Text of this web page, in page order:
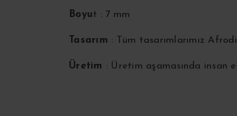
Boyut : 7 mm
Tasarım : Tüm tasarımlarımız
Üretim : Üretim aşamasında insan